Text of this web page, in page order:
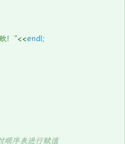
！"<<endl;
顺序表进行赋值